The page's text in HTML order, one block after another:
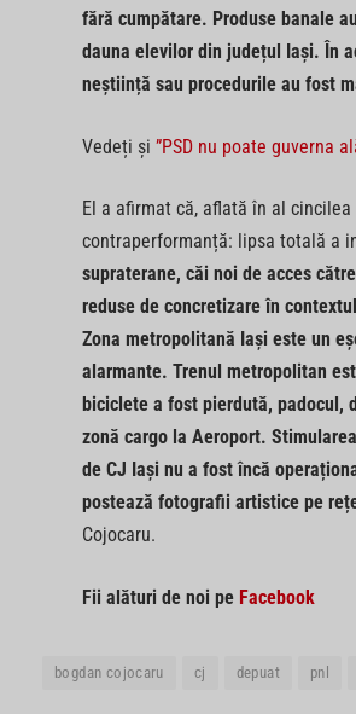
fără cumpătare. Produse banale
dauna elevilor din județul Iași. În
neștiință sau procedurile au fost
Vedeți și ”PSD nu poate guverna
El a afirmat că, aflată în al
contraperformanță: lipsa totală a
supraterane, căi noi de acces
reduse de concretizare în
Zona metropolitană Iași este un
alarmante. Trenul metropolitan
biciclete a fost pierdută, padocul,
zonă cargo la Aeroport.
de CJ Iași nu a fost încă
postează fotografii artistice pe
Cojocaru.
Fii alături de noi pe Facebook
bogdan cojocaru cj depuat pnl